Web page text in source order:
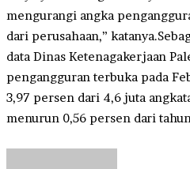
mengurangi angka
dari perusahaan,”
data Dinas Ketenagakerjaan
pengangguran terbuka pada
3,97 persen dari 4,6 juta
menurun 0,56 persen dari